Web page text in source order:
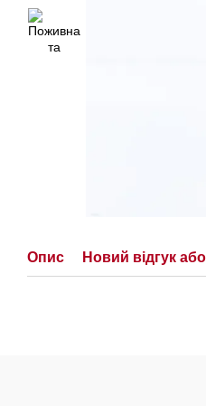
Опис Новий відгук